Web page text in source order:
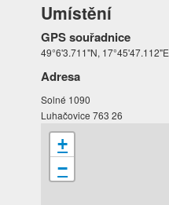
Umístění
GPS souřadnice
49°6'3.711"N, 17°45'47.112"E
Adresa
Solné 1090
Luhačovice 763 26
+
−